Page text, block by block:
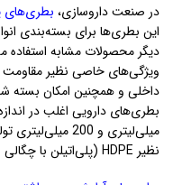
در صنعت داروسازی، بطری‌های
این بطری‌ها برای بسته‌بندی
دیگر محصولات مشابه استفاده
ویژگی‌های خاصی نظیر مقاومت
داخلی و همچنین امکان بسته
میلی‌لیتری و 200
نظیر HDPE (پلی‌اتیلن با چگالی بالا) و PET ساخته می‌شوند.